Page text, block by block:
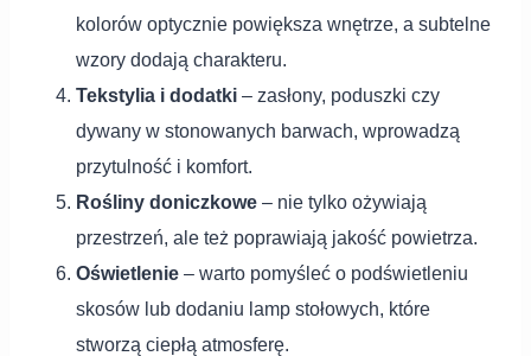
kolorów optycznie powiększa wnętrze, a subtelne
wzory dodają charakteru.
Tekstylia i dodatki – zasłony, poduszki czy
dywany w stonowanych barwach, wprowadzą
przytulność i komfort.
Rośliny doniczkowe – nie tylko ożywiają
przestrzeń, ale też poprawiają jakość powietrza.
Oświetlenie – warto pomyśleć o podświetleniu
skosów lub dodaniu lamp stołowych, które
stworzą ciepłą atmosferę.